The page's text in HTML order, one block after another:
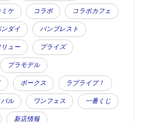
ミケ コラボ コラボカフェ
ンダイ バンプレスト
リュー プライズ
プラモデル
ボークス ラブライブ！
ル ワンフェス 一番くじ
新店情報